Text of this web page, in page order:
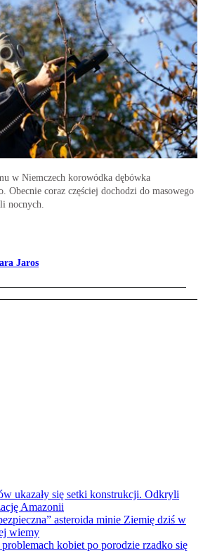
w Niemczech korowódka dębówka
Obecnie coraz częściej dochodzi do masowego
nocnych.
Jaros
ukazały się setki konstrukcji. Odkryli
Amazonii
asteroida minie Ziemię dziś w
wiemy
kobiet po porodzie rzadko się